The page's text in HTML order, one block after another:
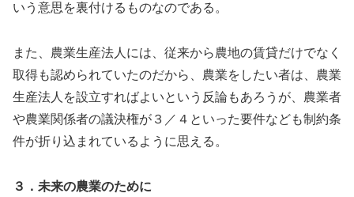
いう意思を裏付けるものなのである。
また、農業生産法人には、従来から農地の賃貸だけでなく
取得も認められていたのだから、農業をしたい者は、農業
生産法人を設立すればよいという反論もあろうが、農業者
や農業関係者の議決権が３／４といった要件なども制約条
件が折り込まれているように思える。
３．未来の農業のために